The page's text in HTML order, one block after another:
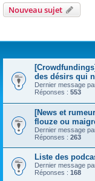
Nouveau sujet
des désirs qui
Dernier message
Réponses : 553
[News et
flouze ou
Dernier message
Réponses : 263
Liste des
Dernier message
Réponses : 168